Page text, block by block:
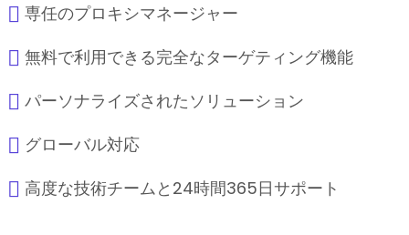
専任のプロキシマネージャー
無料で利用できる完全なターゲティング機能
パーソナライズされたソリューション
グローバル対応
高度な技術チームと24時間365日サポート